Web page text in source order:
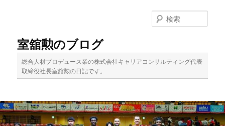
移
動
室舘勲のブログ
総合人材プロデュース業の株式会社キャリアコンサルティング代表
取締役社長室舘勲の日記です。
索